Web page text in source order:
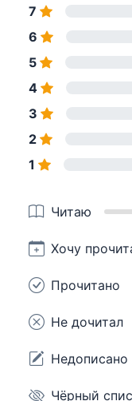
7
6
5
4
3
2
1
Читаю
Хочу
Прочитано
Не дочитал
Недописано
Чёрный